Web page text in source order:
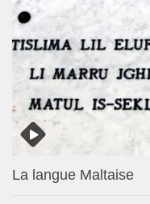
La langue Maltaise